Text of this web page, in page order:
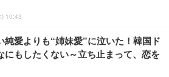
10:43
純愛よりも“姉妹愛”に泣いた！韓国ド
にもしたくない～立ち止まって、恋を